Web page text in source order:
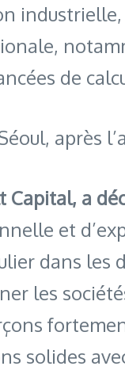
de
après
Capital, a
et
dans
les
solides